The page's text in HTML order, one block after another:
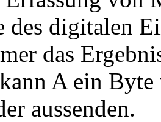
des digitalen
das
A ein
aussenden.